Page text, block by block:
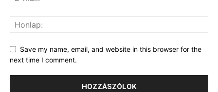
Save my name, email, and website in this browser for the
next time I comment.